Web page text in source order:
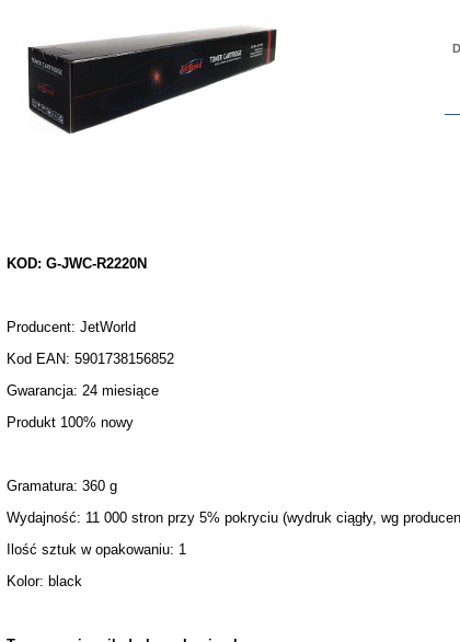
KOD: G-JWC-R2220N
Producent: JetWorld
Kod EAN: 5901738156852
Gwarancja: 24 miesiące
Produkt 100% nowy
Gramatura: 360 g
Wydajność: 11 000 stron przy 5% pokryciu (wydruk ciągły, wg
Ilość sztuk w opakowaniu: 1
Kolor: black